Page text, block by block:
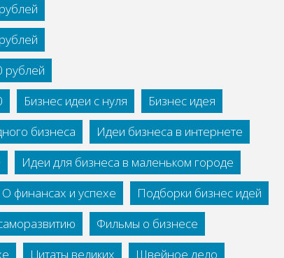
рублей
Бизнес идеи с нуля
Бизнес идея
бизнеса
Идеи бизнеса в интернете
Идеи для бизнеса в маленьком городе
О финансах и успехе
Подборки бизнес идей
Фильмы о бизнесе
Цитаты великих Швейное дело